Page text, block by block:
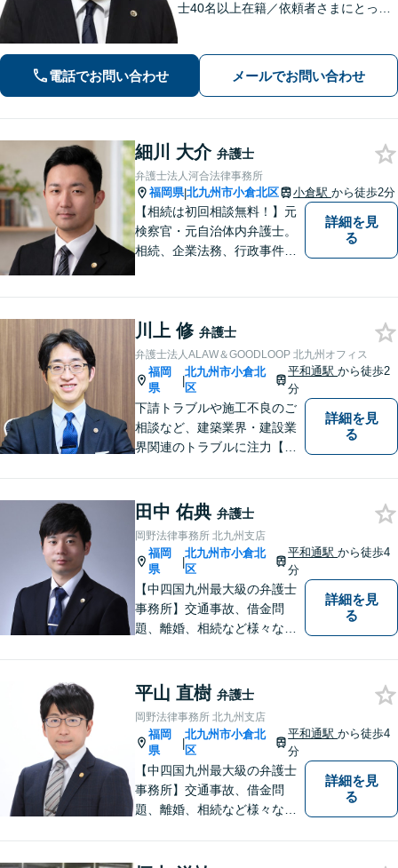
士40名以上在籍／依頼者さまにとって
題/相続/交通事故/刑事事件など、ご相
談ください【夜間・休日対応】
電話でお問い合わせ メールでお問い合わせ
細川 大介 弁護士
弁護士法人河合法律事務所
福岡県|北九州市小倉北区 小倉駅 から徒歩2分
【相続は初回相談無料！】元
検察官・元自治体内弁護士。
相続、企業法務、行政事件、
詳細を見
る
川上 修 弁護士
弁護士法人ALAW＆GOODLOOP 北九州オフィス
福岡
県
|
北九州市小倉北
区
平和通駅から徒歩2
分
下請トラブルや施工不良のご
相談など、建築業界・建設業
界関連のトラブルに注力【企
のご相談はお任せください
【夜間・休日対応可】M&A、
株式発行も対応【小倉駅3分】
詳細を見
る
田中 佑典 弁護士
岡野法律事務所 北九州支店
福岡
県
|
北九州市小倉北
区
平和通駅から徒歩4
分
【中四国九州最大級の弁護士
事務所】交通事故、借金問
題、離婚、相続など様々な問
まずはお気軽にご相談くださ
い！
詳細を見
る
平山 直樹 弁護士
岡野法律事務所 北九州支店
福岡
県
|
北九州市小倉北
区
平和通駅から徒歩4
分
【中四国九州最大級の弁護士
事務所】交通事故、借金問
題、離婚、相続など様々な問
詳細を見
る